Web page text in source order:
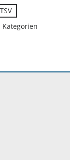
TSV
Kategorien